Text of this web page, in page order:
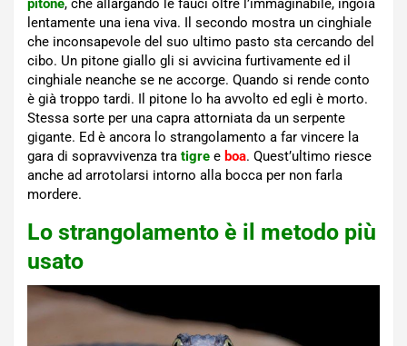
pitone, che allargando le fauci oltre l’immaginabile, ingoia
lentamente una iena viva. Il secondo mostra un cinghiale
che inconsapevole del suo ultimo pasto sta cercando del
cibo. Un pitone giallo gli si avvicina furtivamente ed il
cinghiale neanche se ne accorge. Quando si rende conto
è già troppo tardi. Il pitone lo ha avvolto ed egli è morto.
Stessa sorte per una capra attorniata da un serpente
gigante. Ed è ancora lo strangolamento a far vincere la
gara di sopravvivenza tra tigre e boa. Quest’ultimo riesce
anche ad arrotolarsi intorno alla bocca per non farla
mordere.
Lo strangolamento è il metodo più
usato